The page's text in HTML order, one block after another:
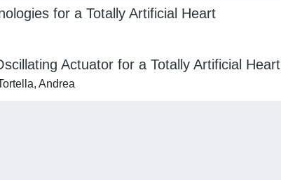
for a Totally Artificial Heart
Actuator for a Totally Artificial Heart
Andrea